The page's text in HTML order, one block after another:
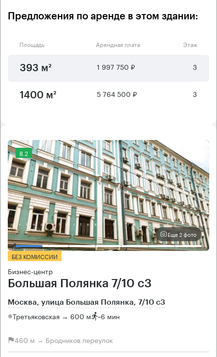
Предложения по аренде в этом здании:
Площадь Арендная плата Этаж
393 м² 1 997 750 ₽ 3
1400 м² 5 764 500 ₽ 3
8.2
Еще 2 фото
БЕЗ КОМИССИИ
Бизнес-центр
Большая Полянка 7/10 с3
Москва, улица Большая Полянка, 7/10 с3
Третьяковская → 600 м ~6 мин
460 м → Бродников переулок